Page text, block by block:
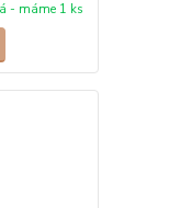
- máme 1 ks